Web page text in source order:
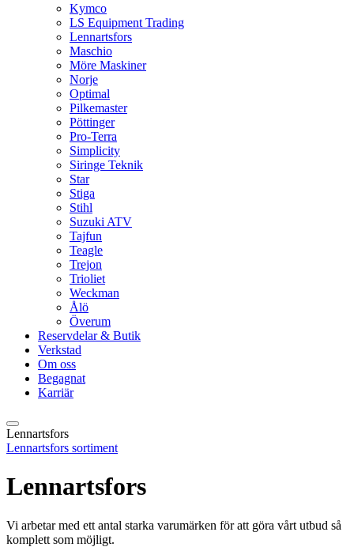
Kymco
LS Equipment Trading
Lennartsfors
Maschio
Möre Maskiner
Norje
Optimal
Pilkemaster
Pöttinger
Pro-Terra
Simplicity
Siringe Teknik
Star
Stiga
Stihl
Suzuki ATV
Tajfun
Teagle
Trejon
Trioliet
Weckman
Ålö
Överum
Reservdelar & Butik
Verkstad
Om oss
Begagnat
Karriär
Lennartsfors
Lennartsfors sortiment
Lennartsfors
Vi arbetar med ett antal starka varumärken för att göra vårt utbud så
komplett som möjligt.